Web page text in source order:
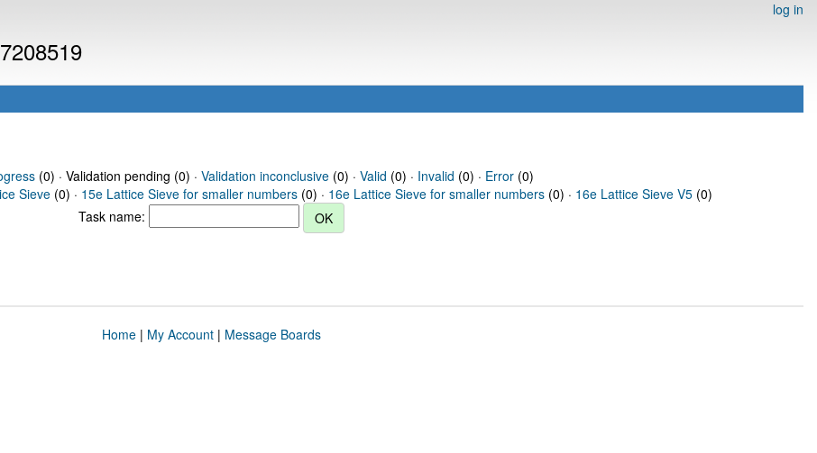
log in
(0) · Validation pending (0) · Validation inconclusive(0) · Valid (0) · Invalid (0) · Error(0)
Sieve (0) · 15e Lattice Sieve for smaller numbers (0) · 16e Lattice Sieve for smaller numbers (0) · 16e Lattice Sieve V5 (0)
Task name:
Home| My Account| Message Boards